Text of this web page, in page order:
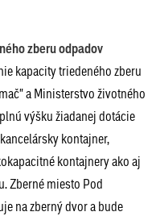
zberu odpadov
kapacity triedeného zberu
a Ministerstvo životného
výšku žiadanej dotácie
kontajner,
kontajnery ako aj
Zberné miesto Pod
na zberný dvor a bude